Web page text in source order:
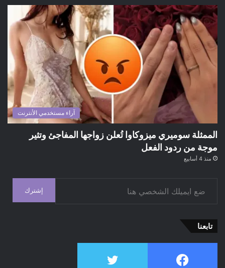
آراء مستخدمي الأنترنت
الممثلة سوميري ميزوكاوا تُعلن زواجها المفاجئ وتثير
موجة من ردود الفعل
منذ 4 أسابيع
إشترك
تابعنا